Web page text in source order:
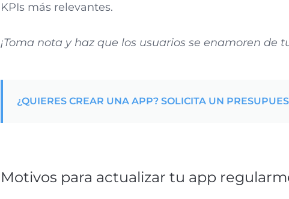
KPIs más relevantes.
¡Toma nota y haz que los usuarios se enamoren de
¿QUIERES CREAR UNA APP? SOLICITA UN
Motivos para actualizar tu app